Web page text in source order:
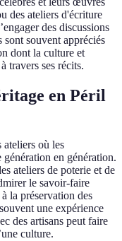
des ateliers d'écriture
des discussions
sont souvent appréciés
dont la culture et
travers ses récits.
en Péril
ateliers où les
génération en génération.
ateliers de poterie et de
le savoir-faire
la préservation des
une expérience
des artisans peut faire
culture.